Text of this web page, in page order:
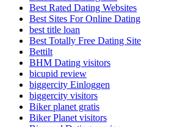
Best Rated Dating Websites
Best Sites For Online Dating
best title loan
Best Totally Free Dating Site
Bettilt
BHM Dating visitors
bicupid review
biggercity Einloggen
biggercity visitors
Biker planet gratis
Biker Planet visitors